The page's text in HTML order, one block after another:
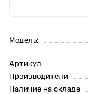
Модель:
Артикул:
Производители
Наличие на складе